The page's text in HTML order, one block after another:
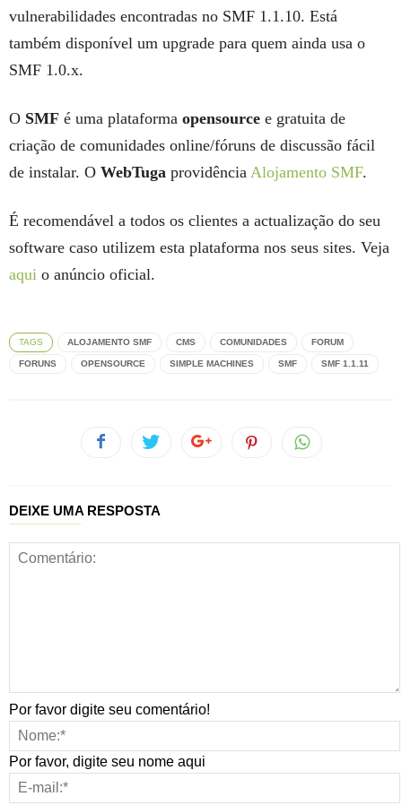
vulnerabilidades encontradas no SMF 1.1.10. Está
também disponível um upgrade para quem ainda usa o
SMF 1.0.x.
O SMF é uma plataforma opensource e gratuita de
criação de comunidades online/fóruns de discussão fácil
de instalar. O WebTuga providência Alojamento SMF.
É recomendável a todos os clientes a actualização do seu
software caso utilizem esta plataforma nos seus sites. Veja
aqui o anúncio oficial.
TAGS ALOJAMENTO SMF CMS COMUNIDADES FORUM
FORUNS OPENSOURCE SIMPLE MACHINES SMF SMF 1.1.11
DEIXE UMA RESPOSTA
Por favor digite seu comentário!
Por favor, digite seu nome aqui